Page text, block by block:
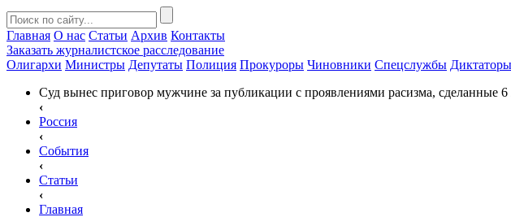
Главная О нас Статьи Архив Контакты
Заказать журналистское расследование
Олигархи Министры Депутаты Полиция Прокуроры Чиновники Спецслужбы Диктаторы
Суд вынес приговор мужчине за публикации с проявлениями расизма, сделанные 6
‹
Россия
‹
События
‹
Статьи
‹
Главная